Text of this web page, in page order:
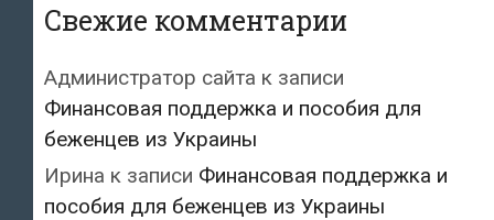
Свежие комментарии
Администратор сайта к записи
Финансовая поддержка и пособия для
беженцев из Украины
Ирина к записи Финансовая поддержка и
пособия для беженцев из Украины